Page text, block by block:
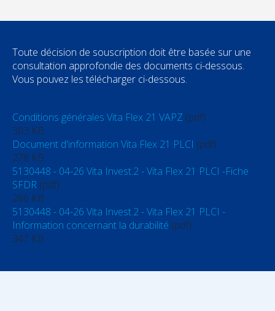
Toute décision de souscription doit être basée sur une
consultation approfondie des documents ci-dessous.
Vous pouvez les télécharger ci-dessous.
Conditions générales Vita Flex 21 VAPZ (pdf)
303 KB
Document d'information Vita Flex 21 PLCI (pdf)
278 KB
5130448 - 04-26 Vita Invest.2 - Vita Flex 21 PLCI -Fiche
SFDR (pdf)
266 KB
5130448 - 04-26 Vita Invest.2 - Vita Flex 21 PLCI -
Information concernant la durabilité (pdf)
347 KB